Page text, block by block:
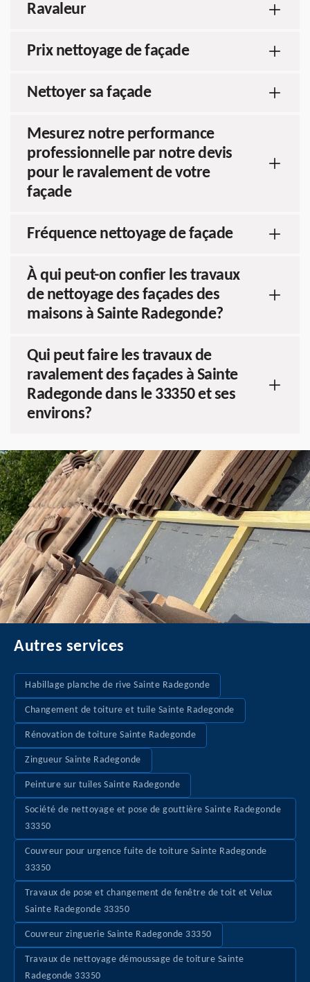
Ravaleur
Prix nettoyage de façade
Nettoyer sa façade
Mesurez notre performance
professionnelle par notre devis
pour le ravalement de votre
façade
Fréquence nettoyage de façade
À qui peut-on confier les travaux
de nettoyage des façades des
maisons à Sainte Radegonde?
Qui peut faire les travaux de
ravalement des façades à Sainte
Radegonde dans le 33350 et ses
environs?
Autres services
Habillage planche de rive Sainte Radegonde
Changement de toiture et tuile Sainte Radegonde
Rénovation de toiture Sainte Radegonde
Zingueur Sainte Radegonde
Peinture sur tuiles Sainte Radegonde
Société de nettoyage et pose de gouttière Sainte Radegonde
33350
Couvreur pour urgence fuite de toiture Sainte Radegonde
33350
Travaux de pose et changement de fenêtre de toit et Velux
Sainte Radegonde 33350
Couvreur zinguerie Sainte Radegonde 33350
Travaux de nettoyage démoussage de toiture Sainte
Radegonde 33350